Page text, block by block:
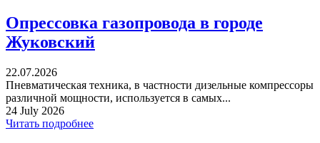
Опрессовка газопровода в городе
Жуковский
22.07.2026
Пневматическая техника, в частности дизельные компрессоры
различной мощности, используется в самых...
24 July 2026
Читать подробнее